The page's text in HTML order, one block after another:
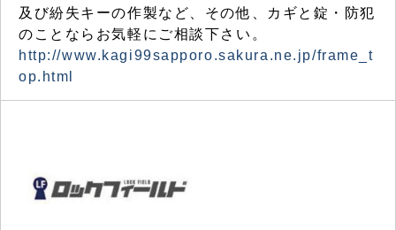
及び紛失キーの作製など、その他、カギと錠・防犯
のことならお気軽にご相談下さい。
http://www.kagi99sapporo.sakura.ne.jp/frame_t
op.html